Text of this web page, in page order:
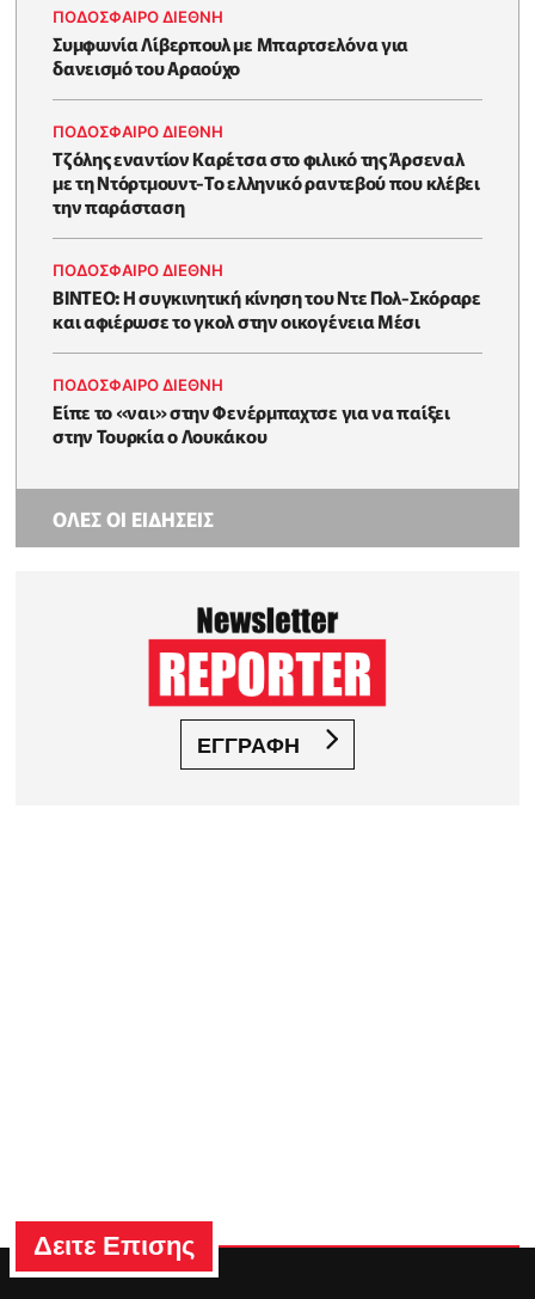
ΠΟΔΟΣΦΑΙΡΟ ΔΙΕΘΝΗ
Συμφωνία Λίβερπουλ με Μπαρτσελόνα για
δανεισμό του Αραούχο
ΠΟΔΟΣΦΑΙΡΟ ΔΙΕΘΝΗ
Τζόλης εναντίον Καρέτσα στο φιλικό της Άρσεναλ
με τη Ντόρτμουντ-Το ελληνικό ραντεβού που κλέβει
την παράσταση
ΠΟΔΟΣΦΑΙΡΟ ΔΙΕΘΝΗ
ΒΙΝΤΕΟ: Η συγκινητική κίνηση του Ντε Πολ-Σκόραρε
και αφιέρωσε το γκολ στην οικογένεια Μέσι
ΠΟΔΟΣΦΑΙΡΟ ΔΙΕΘΝΗ
Είπε το «ναι» στην Φενέρμπαχτσε για να παίξει
στην Τουρκία ο Λουκάκου
ΟΛΕΣ ΟΙ ΕΙΔΗΣΕΙΣ
ΕΓΓΡΑΦΗ
Δειτε Επισης